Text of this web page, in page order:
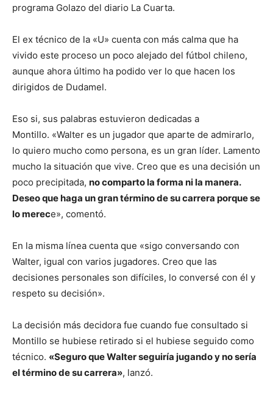
programa Golazo del diario La Cuarta.
El ex técnico de la «U» cuenta con más calma que ha
vivido este proceso un poco alejado del fútbol chileno,
aunque ahora último ha podido ver lo que hacen los
dirigidos de Dudamel.
Eso si, sus palabras estuvieron dedicadas a
Montillo. «Walter es un jugador que aparte de admirarlo,
lo quiero mucho como persona, es un gran líder. Lamento
mucho la situación que vive. Creo que es una decisión un
poco precipitada, no comparto la forma ni la manera.
Deseo que haga un gran término de su carrera porque se
lo merece», comentó.
En la misma línea cuenta que «sigo conversando con
Walter, igual con varios jugadores. Creo que las
decisiones personales son difíciles, lo conversé con él y
respeto su decisión».
La decisión más decidora fue cuando fue consultado si
Montillo se hubiese retirado si el hubiese seguido como
técnico. «Seguro que Walter seguiría jugando y no sería
el término de su carrera», lanzó.